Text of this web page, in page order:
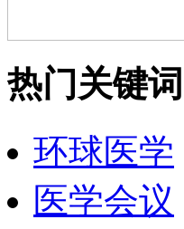
热门关键词
环球医学
医学会议